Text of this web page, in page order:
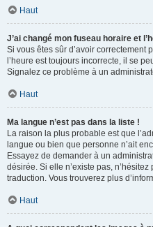
Haut
J’ai changé mon fuseau horaire et
Si vous êtes sûr d’avoir correctement
l’heure est toujours incorrecte, il se
Signalez ce problème à un
Haut
Ma langue n’est pas dans la liste !
La raison la plus probable est que
langue ou bien que personne n’ait
Essayez de demander à un
désirée. Si elle n’existe pas,
traduction. Vous trouverez plus
Haut